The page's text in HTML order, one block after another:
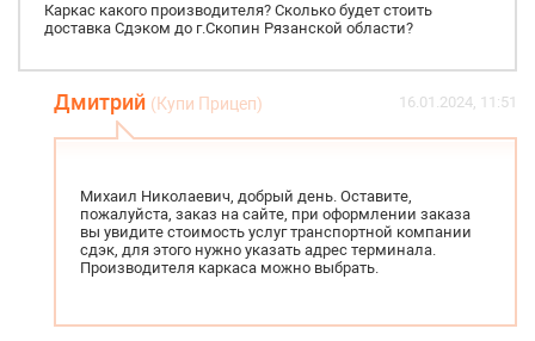
Каркас какого производителя? Сколько будет стоить
доставка Сдэком до г.Скопин Рязанской области?
Дмитрий (Купи Прицеп) 16.01.2024, 11:51
Михаил Николаевич, добрый день. Оставите,
пожалуйста, заказ на сайте, при оформлении заказа
вы увидите стоимость услуг транспортной компании
сдэк, для этого нужно указать адрес терминала.
Производителя каркаса можно выбрать.